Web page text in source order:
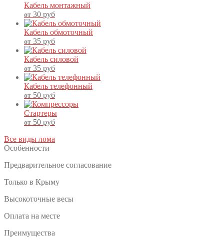
Кабель монтажный
от 30 руб
Кабель обмоточный
от 35 руб
Кабель силовой
от 35 руб
Кабель телефонный
от 50 руб
Стартеры
от 50 руб
Все виды лома
Особенности
Предварительное согласование
Только в Крыму
Высокоточные весы
Оплата на месте
Преимущества